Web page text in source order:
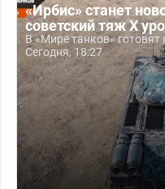
«Ирбис» станет
советский тяж X
В «Мире танков»
Сегодня, 18:27